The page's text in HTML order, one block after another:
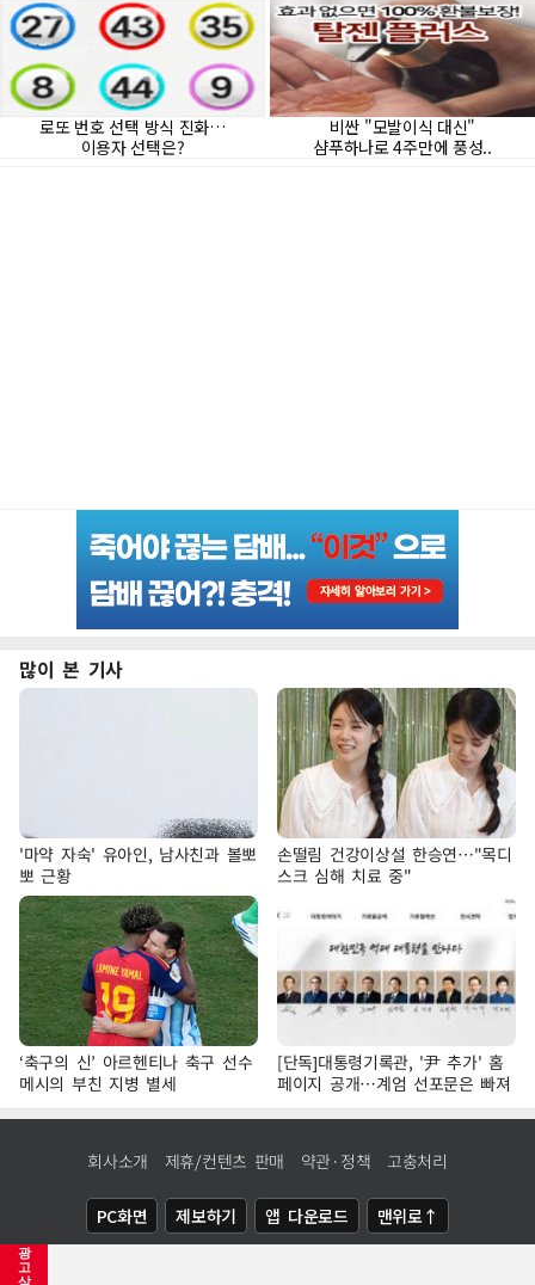
광
고
삭
많이 본 기사
'마약 자숙' 유아인, 남사친과 볼뽀
뽀 근황
손떨림 건강이상설 한승연…"목디
스크 심해 치료 중"
‘축구의 신’ 아르헨티나 축구 선수
메시의 부친 지병 별세
[단독]대통령기록관, '尹 추가' 홈
페이지 공개…계엄 선포문은 빠져
회사소개 제휴/컨텐츠 판매 약관·정책 고충처리
PC화면 제보하기 앱 다운로드 맨위로↑